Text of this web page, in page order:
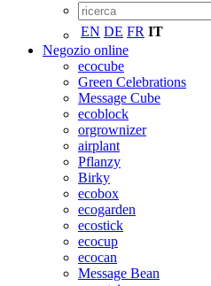
EN DE FR IT
Negozio online
ecocube
Green Celebrations
Message Cube
ecoblock
orgrownizer
airplant
Pflanzy
Birky
ecobox
ecogarden
ecostick
ecocup
ecocan
Message Bean